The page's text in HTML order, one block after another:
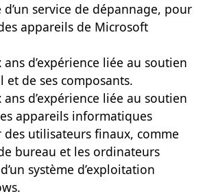
service de dépannage, pour
appareils de Microsoft
d’expérience liée au soutien
et de ses composants.
d’expérience liée au soutien
appareils informatiques
utilisateurs finaux, comme
bureau et les ordinateurs
système d’exploitation